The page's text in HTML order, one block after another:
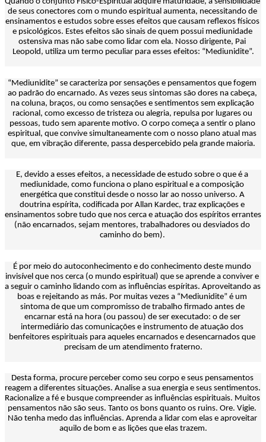
de seus conectores com o mundo espiritual aumenta, necessitando de
ensinamentos e estudos sobre esses efeitos que causam reflexos físicos
e psicológicos. Estes efeitos são sinais de quem possui mediunidade
ostensiva mas não sabe como lidar com ela. Nosso dirigente, Pai
Leopold, utiliza um termo peculiar para esses efeitos: “Mediunidite”.
“Mediunidite” se caracteriza por sensações e pensamentos que fogem
ao padrão do encarnado. As vezes seus sintomas são dores na cabeça,
na coluna, braços, ou como sensações e sentimentos sem explicação
racional, como excesso de tristeza ou alegria, repulsa por lugares ou
pessoas, tudo sem aparente motivo. O corpo começa a sentir o plano
espiritual, que convive simultaneamente com o nosso plano atual mas
que, em vibração diferente, passa despercebido pela grande maioria.
E, devido a esses efeitos, a necessidade de estudo sobre o que é a
mediunidade, como funciona o plano espiritual e a composição
energética que constitui desde o nosso lar ao nosso universo. A
doutrina espírita, codificada por Allan Kardec, traz explicações e
ensinamentos sobre tudo que nos cerca e atuação dos espíritos errantes
(não encarnados, sejam mentores, trabalhadores ou desviados do
caminho do bem).
É por meio do autoconhecimento e do conhecimento deste mundo
invisível que nos cerca (o mundo espiritual) que se aprende a conviver e
a seguir o caminho lidando com as influências espíritas. Aproveitando as
boas e rejeitando as más. Por muitas vezes a “Mediunidite” é um
sintoma de que um compromisso de trabalho firmado antes de
encarnar está na hora (ou passou) de ser executado: o de ser
intermediário das comunicações e instrumento de atuação dos
benfeitores espirituais para aqueles encarnados e desencarnados que
precisam de um atendimento fraterno.
Desta forma, procure perceber como seu corpo e seus pensamentos
reagem a diferentes situações. Analise a sua energia e seus sentimentos.
Racionalize a fé e busque compreender as influências espirituais. Muitos
pensamentos não são seus. Tanto os bons quanto os ruins. Ore. Vigie.
Não tenha medo das influências. Aprenda a lidar com elas e aproveitar
aquilo de bom e as lições que elas trazem.